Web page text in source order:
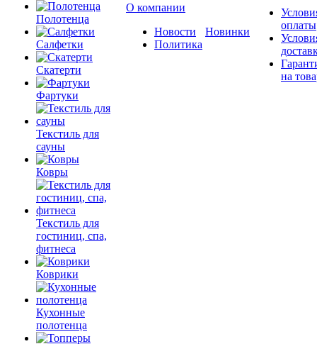
Полотенца
Салфетки
Скатерти
Фартуки
Текстиль для
сауны
Ковры
Текстиль для
гостиниц, спа,
фитнеса
Коврики
Кухонные
полотенца
О компании
Новости
Политика
Новинки
оплаты
на